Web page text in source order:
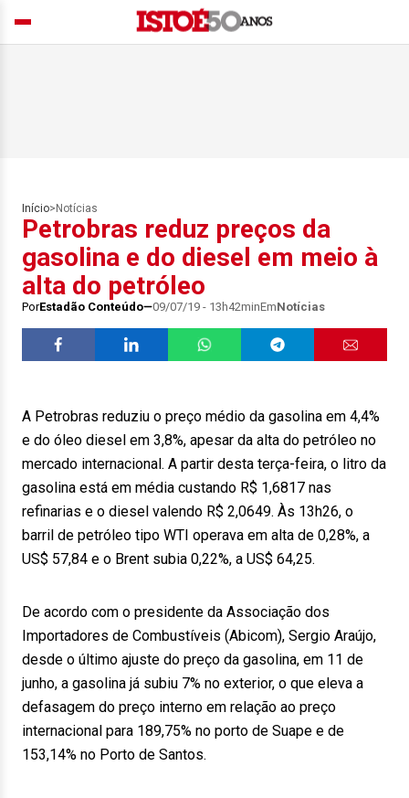
Início> Notícias
Petrobras reduz preços da
gasolina e do diesel em meio à
alta do petróleo
PorEstadão Conteúdo 09/07/19 - 13h42minEmNotícias
A Petrobras reduziu o preço médio da gasolina em 4,4%
e do óleo diesel em 3,8%, apesar da alta do petróleo no
mercado internacional. A partir desta terça-feira, o litro da
gasolina está em média custando R$ 1,6817 nas
refinarias e o diesel valendo R$ 2,0649. Às 13h26, o
barril de petróleo tipo WTI operava em alta de 0,28%, a
US$ 57,84 e o Brent subia 0,22%, a US$ 64,25.
De acordo com o presidente da Associação dos
Importadores de Combustíveis (Abicom), Sergio Araújo,
desde o último ajuste do preço da gasolina, em 11 de
junho, a gasolina já subiu 7% no exterior, o que eleva a
defasagem do preço interno em relação ao preço
internacional para 189,75% no porto de Suape e de
153,14% no Porto de Santos.